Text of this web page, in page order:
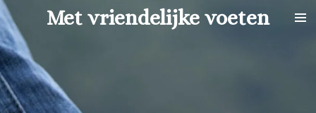
Ga
direct
naar
de
hoofdinhoud
Met vriendelijke voeten